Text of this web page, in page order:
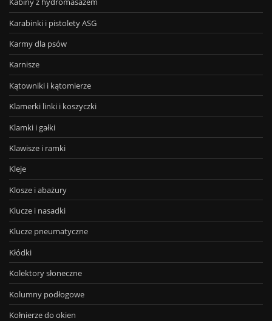
Karabinki i pistolety ASG
Karmy dla psów
Karnisze
Kątowniki i kątomierze
Klamerki linki i koszyczki
Klamki i gałki
Klawisze i ramki
Kleje
Klosze i abażury
Klucze i nasadki
Klucze pneumatyczne
Kłódki
Kolektory słoneczne
Kolumny podłogowe
Kołnierze do okien